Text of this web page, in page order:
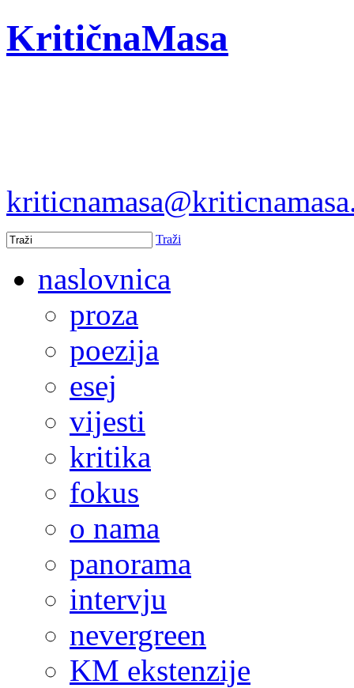
KritičnaMasa
Traži
naslovnica
proza
poezija
esej
vijesti
kritika
fokus
o nama
panorama
intervju
nevergreen
KM ekstenzije